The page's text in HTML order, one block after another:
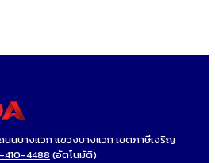
นนบางแวก แขวงบางแวก เขตภาษีเจริญ
4488 (อัตโนมัติ)